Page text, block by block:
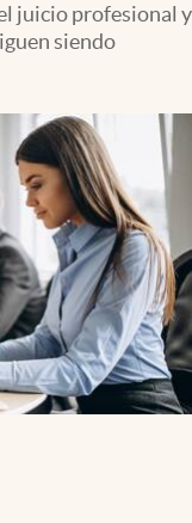
juicio profesional y
siendo